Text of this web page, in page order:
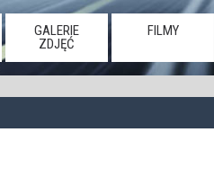
GALERIE
ZDJĘĆ
FILMY